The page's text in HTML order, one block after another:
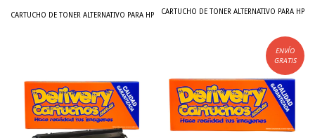
CARTUCHO DE TONER ALTERNATIVO PARA HP CARTUCHO DE TONER ALTERNATIVO PARA HP
ENVÍO
GRATIS